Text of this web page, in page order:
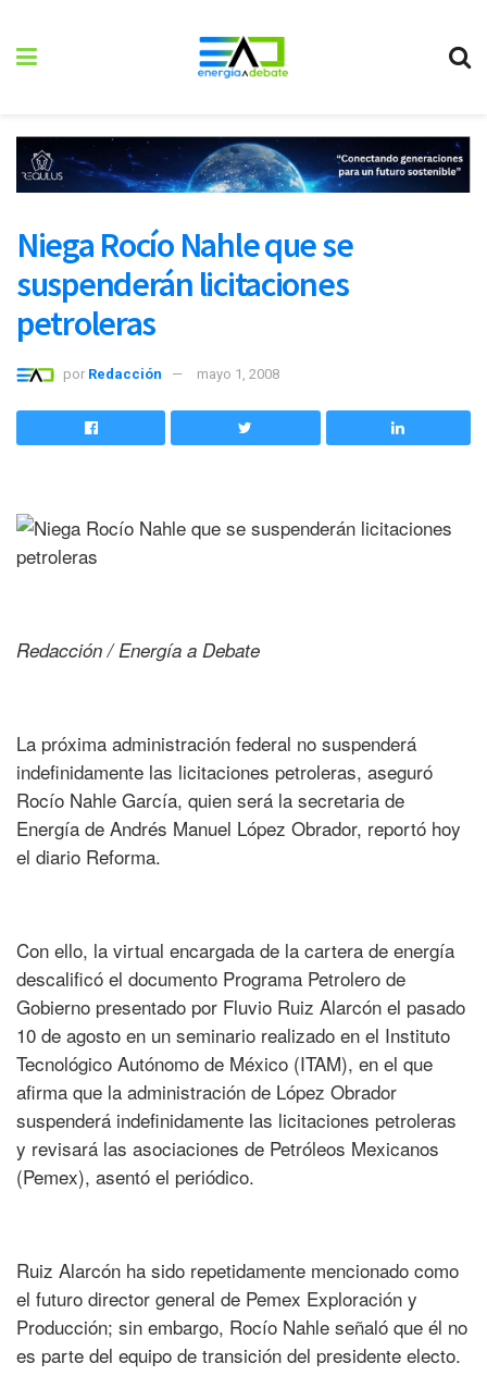
Niega Rocío Nahle que se
suspenderán licitaciones
petroleras
por Redacción mayo 1, 2008
Redacción / Energía a Debate
La próxima administración federal no suspenderá
indefinidamente las licitaciones petroleras, aseguró
Rocío Nahle García, quien será la secretaria de
Energía de Andrés Manuel López Obrador, reportó hoy
el diario Reforma.
Con ello, la virtual encargada de la cartera de energía
descalificó el documento Programa Petrolero de
Gobierno presentado por Fluvio Ruiz Alarcón el pasado
10 de agosto en un seminario realizado en el Instituto
Tecnológico Autónomo de México (ITAM), en el que
afirma que la administración de López Obrador
suspenderá indefinidamente las licitaciones petroleras
y revisará las asociaciones de Petróleos Mexicanos
(Pemex), asentó el periódico.
Ruiz Alarcón ha sido repetidamente mencionado como
el futuro director general de Pemex Exploración y
Producción; sin embargo, Rocío Nahle señaló que él no
es parte del equipo de transición del presidente electo.